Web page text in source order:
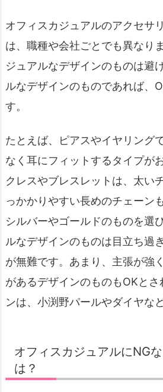
オフィスカジュアルのアクセサ
は、職種や会社ごとでも異なり
ジュアルなデザインのものは避
ルなデザインのものであれば、
す。
たとえば、ピアスやイヤリング
なく耳にフィットするタイプが
クレスやブレスレットは、太い
っかかりやすい長めのチェーン
シルバーやゴールドのものを選
ルなデザインのものは目立ち過
が無難です。あまり、主張が強
があるデザインのものもOKと
ンは、小渕野パールやダイヤな
オフィスカジュアルにNG
は？